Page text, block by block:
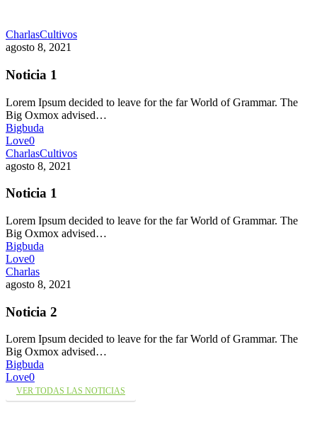
CharlasCultivos
agosto 8, 2021
Noticia 1
Lorem Ipsum decided to leave for the far World of Grammar. The
Big Oxmox advised…
Bigbuda
Love0
CharlasCultivos
agosto 8, 2021
Noticia 1
Lorem Ipsum decided to leave for the far World of Grammar. The
Big Oxmox advised…
Bigbuda
Love0
Charlas
agosto 8, 2021
Noticia 2
Lorem Ipsum decided to leave for the far World of Grammar. The
Big Oxmox advised…
Bigbuda
Love0
VER TODAS LAS NOTICIAS